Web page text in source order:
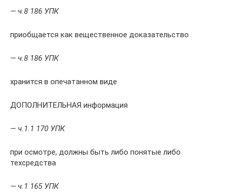
— ч.8 186 УПК
приобщается как вещественное доказательство
— ч.8 186 УПК
хранится в опечатанном виде
ДОПОЛНИТЕЛЬНАЯ информация
— ч.1.1 170 УПК
при осмотре, должны быть либо понятые либо
техсредства
— ч.1 165 УПК